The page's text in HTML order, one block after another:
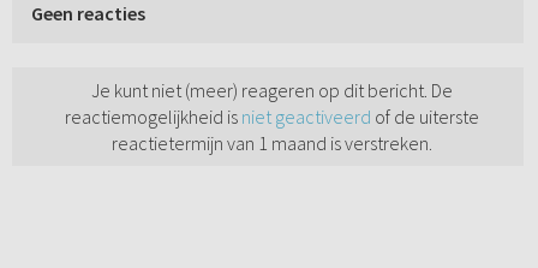
Geen reacties
Je kunt niet (meer) reageren op dit bericht. De
reactiemogelijkheid is niet geactiveerd of de uiterste
reactietermijn van 1 maand is verstreken.